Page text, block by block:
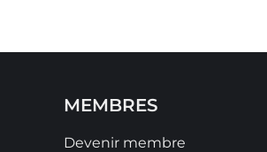
MEMBRES
Devenir membre